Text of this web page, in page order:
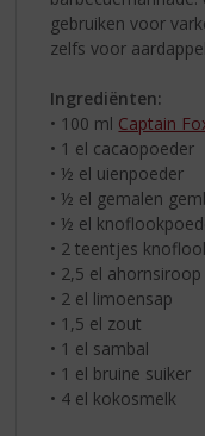
gebruiken voor
zelfs voor
Ingrediënten:
• 100 ml Captain
• 1 el cacaopoeder
• ½ el uienpoeder
• ½ el gemalen
• ½ el
• 2 teentjes
• 2,5 el ahornsiroop
• 2 el limoensap
• 1,5 el zout
• 1 el sambal
• 1 el bruine suiker
• 4 el kokosmelk